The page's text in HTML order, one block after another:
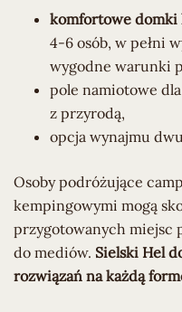
komfortowe domki
4-6 osób, w pełni
wygodne warunki
pole namiotowe
z przyrodą,
opcja wynajmu
Osoby podróżujące
kempingowymi mogą
przygotowanych miejsc
do mediów. Sielski Hel
rozwiązań na każdą